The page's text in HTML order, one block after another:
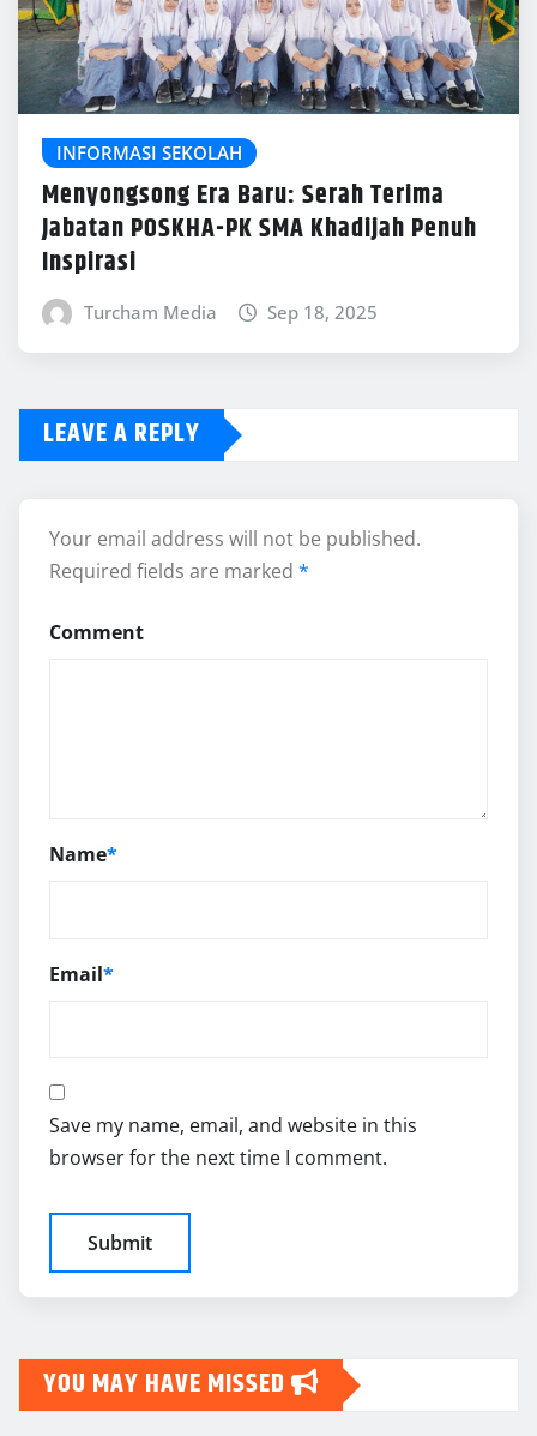
INFORMASI SEKOLAH
Menyongsong Era Baru: Serah Terima
Jabatan POSKHA-PK SMA Khadijah Penuh
Inspirasi
Turcham Media Sep 18, 2025
LEAVE A REPLY
Your email address will not be published.
Required fields are marked *
Comment
Name*
Email*
Save my name, email, and website in this
browser for the next time I comment.
YOU MAY HAVE MISSED